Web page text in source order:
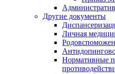
Другие документы
Личная
Нормативные